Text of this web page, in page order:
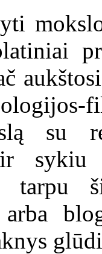
su
sykiu
tarpu
arba